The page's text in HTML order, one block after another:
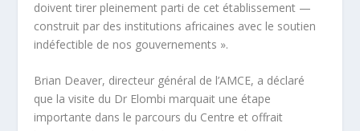
doivent tirer pleinement parti de cet établissement —
construit par des institutions africaines avec le soutien
indéfectible de nos gouvernements ».
Brian Deaver, directeur général de l’AMCE, a déclaré
que la visite du Dr Elombi marquait une étape
importante dans le parcours du Centre et offrait